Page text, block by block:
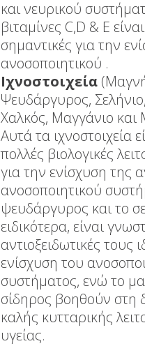
και νευρικού
βιταμίνες C,D & E
σημαντικές για την
ανοσοποιητικού .
Ιχνοστοιχεία
Ψευδάργυρος,
Χαλκός, Μαγγάνιο και
Αυτά τα ιχνοστοιχεία
πολλές βιολογικές
για την ενίσχυση της
ανοσοποιητικού
ψευδάργυρος και το
ειδικότερα, είναι
αντιοξειδωτικές τους
ενίσχυση του
συστήματος, ενώ το
σίδηρος βοηθούν στη
καλής κυτταρικής
υγείας.